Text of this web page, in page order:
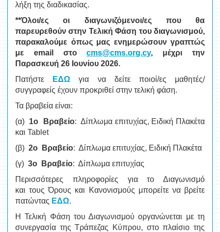
λήξη της διαδικασίας.
**Όλοι/ες οι διαγωνιζόμενοι/ες που θα
παρευρεθούν στην Τελική Φάση του διαγωνισμού,
παρακαλούμε όπως μας ενημερώσουν γραπτώς
με email στοcms@cms.org.cy, μέχρι την
Παρασκευή 26 Ιουνίου 2026.
Πατήστε
ΕΔΩ για να δείτε ποιοί/ες μαθητές/
συγγραφείς έχουν προκριθεί στην τελική φάση.
Τα βραβεία είναι:
(α) 1ο Βραβείο: Δίπλωμα επιτυχίας, Ειδική Πλακέτα
και Tablet
(β) 2ο Βραβείο: Δίπλωμα επιτυχίας, Ειδική Πλακέτα
(γ) 3ο Βραβείο: Δίπλωμα επιτυχίας
Περισσότερες πληροφορίες για το Διαγωνισμό
και τους Όρους και Κανονισμούς μπορείτε να βρείτε
πατώντας ΕΔΩ.
Η Τελική Φάση του Διαγωνισμού οργανώνεται με τη
συνεργασία της Τράπεζας Κύπρου, στο πλαίσιο της